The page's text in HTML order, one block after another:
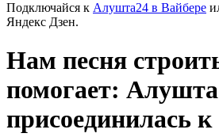
Подключайся к Алушта24 в Вайбере
Яндекс Дзен.
Нам песня
помогает: Алушта
присоединилась к